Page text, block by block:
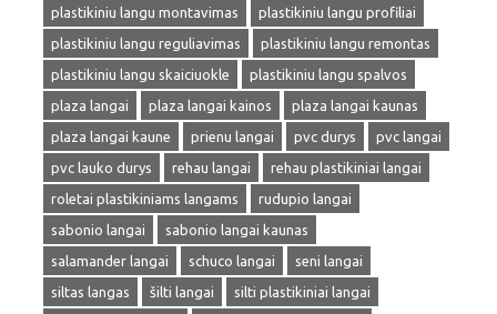
plastikiniu langu montavimas
plastikiniu langu profiliai
plastikiniu langu reguliavimas
plastikiniu langu remontas
plastikiniu langu skaiciuokle
plastikiniu langu spalvos
plaza langai
plaza langai kainos
plaza langai kaunas
plaza langai kaune
prienu langai pvc durys
pvc langai
pvc lauko durys
rehau langai
rehau plastikiniai langai
roletai plastikiniams langams
rudupio langai
sabonio langai
sabonio langai kaunas
salamander langai
schuco langai
seni langai
siltas langas
šilti langai
silti plastikiniai langai